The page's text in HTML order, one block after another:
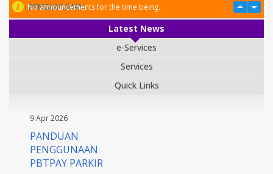
PENGUMUMAN
No announcements for the time being.
Latest News
e-Services
Services
Quick Links
9 Apr 2026
PANDUAN
PENGGUNAAN
PBTPAY PARKIR